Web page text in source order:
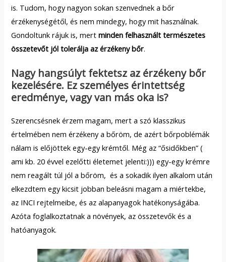
is. Tudom, hogy nagyon sokan szenvednek a bőr
érzékenységétől, és nem mindegy, hogy mit használnak.
Gondoltunk rájuk is, mertminden felhasznált természetes
összetevőt jól tolerálja az érzékeny bőr.
Nagy hangsúlyt fektetsz az érzékeny bőr
kezelésére. Ez személyes érintettség
eredménye, vagy van más oka is?
Szerencsésnek érzem magam, mert a szó klasszikus
értelmében nem érzékeny a bőröm, de azért bőrpoblémák
nálam is előjöttek egy-egy krémtől. Még az “ősidőkben” (
ami kb. 20 évvel ezelőtti életemet jelenti:))) egy-egy krémre
nem reagált túl jól a bőröm, és a sokadik ilyen alkalom után
elkezdtem egy kicsit jobban beleásni magam a miértekbe,
az INCI rejtelmeibe, és az alapanyagok hatékonyságába.
Azóta foglalkoztatnak a növények, az összetevők és a
hatóanyagok.